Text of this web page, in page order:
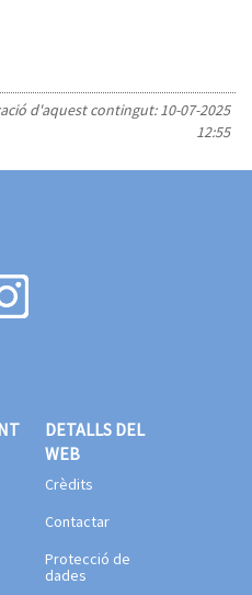
d'aquest contingut:10-07-2025
12:55
DETALLS DEL
WEB
Crèdits
Contactar
Protecció de
dades